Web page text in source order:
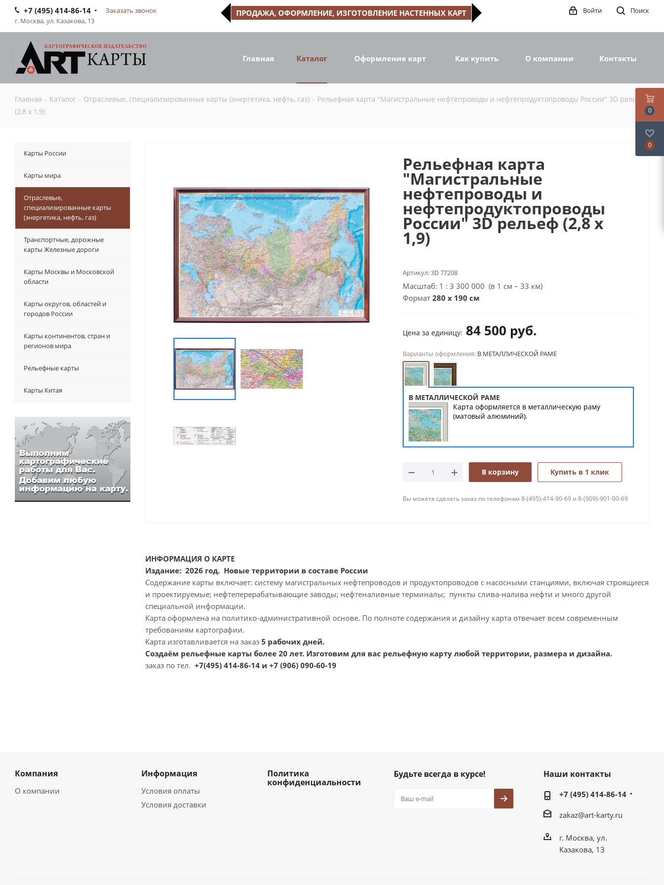
+7 (495) 414-86-14
Заказать звонок
г. Москва, ул. Казакова, 13
ПРОДАЖА, ОФОРМЛЕНИЕ, ИЗГОТОВЛЕНИЕ НАСТЕННЫХ КАРТ Поиск
Войти
Главная Каталог Оформление карт Как купить О компании Контакты
Главная - Каталог - Отраслевые, специализированные карты (энергетика, нефть, газ) - Рельефная карта "Магистральные нефтепроводы и нефтепродуктопроводы России" 3D рельеф
(2,8 х 1,9)
Рельефная карта
"Магистральные
нефтепроводы и
нефтепродуктопроводы
России" 3D рельеф (2,8 х
1,9)
Артикул:3D 77208
Масштаб: 1 : 3 300 000 (в 1 см – 33 км)
Формат 280 х 190 см
Цена за единицу: 84 500 руб.
Варианты оформления: В МЕТАЛЛИЧЕСКОЙ РАМЕ
В МЕТАЛЛИЧЕСКОЙ РАМЕ
Карта оформляется в металлическую раму
(матовый алюминий).
В корзину Купить в 1 клик
Вы можете сделать заказ по телефонам 8-(495)-414-90-69 и 8-(909)-901-00-69
ИНФОРМАЦИЯ О КАРТЕ
Издание: 2026 год. Новые территории в составе России
Содержание карты включает: систему магистральных нефтепроводов и продуктопроводов с насосными станциями, включая строящиеся
и проектируемые; нефтеперерабатывающие заводы; нефтеналивные терминалы; пункты слива-налива нефти и много другой
специальной информации.
Карта оформлена на политико-административной основе. По полноте содержания и дизайну карта отвечает всем современным
требованиям картографии.
Карта изготавливается на заказ 5 рабочих дней.
Создаём рельефные карты более 20 лет. Изготовим для вас рельефную карту любой территории, размера и дизайна.
заказ по тел. +7(495) 414-86-14 и +7 (906) 090-60-19
Карты России
Карты мира
Отраслевые,
специализированные карты
(энергетика, нефть, газ)
Транспортные, дорожные
карты Железные дороги
Карты Москвы и Московской
области
Карты округов, областей и
городов России
Карты континентов, стран и
регионов мира
Рельефные карты
Карты Китая
Компания
О компании
Информация
Условия оплаты
Условия доставки
Политика
конфиденциальности
Будьте всегда в курсе! Наши контакты
+7 (495) 414-86-14
zakaz@art-karty.ru
г. Москва, ул.
Казакова, 13
0
0